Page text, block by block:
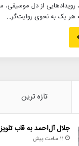
از دل موسیقی،
هر یک به نحوی روایت‌گر…
تازه ترین
جلال آل‌احمد به قاب
11 ساعت پیش